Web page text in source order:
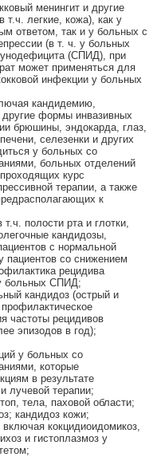
менингит и другие
т.ч. легкие, кожа), как у
ответом, так и у больных с
(в т. ч. у больных
(СПИД), при
может применяться для
инфекции у больных
кандидемию,
формы инвазивных
брюшины, эндокарда, глаз,
селезенки и других
у больных со
больных отделений
курс
терапии, а также
к
полости рта и глотки,
кандидозы,
с нормальной
со снижением
рецидива
больных СПИД;
кандидоз (острый и
частоты рецидивов
эпизодов в год);
у больных со
которые
в результате
лучевой терапии;
тела, паховой области;
кандидоз кожи;
кокцидиоидомикоз,
и гистоплазмоз у